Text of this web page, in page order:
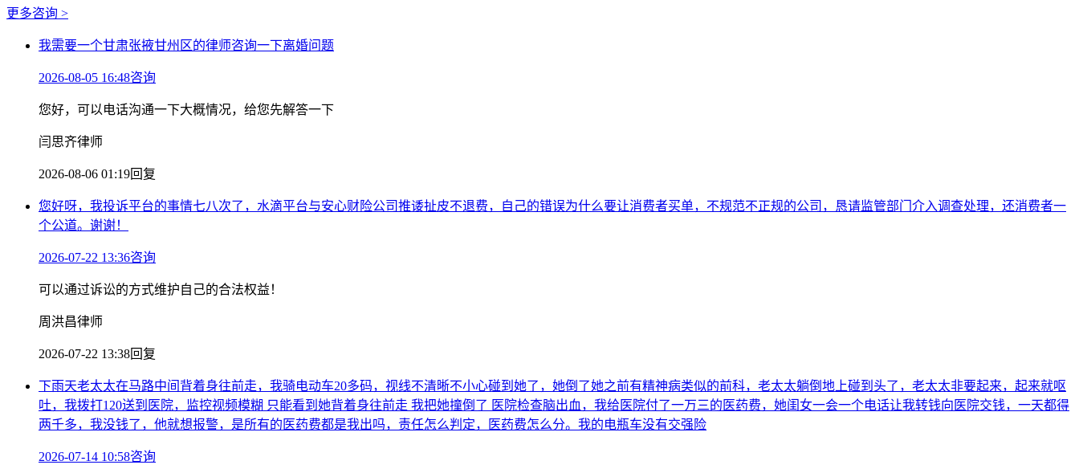
更多咨询 >
我需要一个甘肃张掖甘州区的律师咨询一下离婚问题
2026-08-05 16:48咨询
您好，可以电话沟通一下大概情况，给您先解答一下
闫思齐律师
2026-08-06 01:19回复
您好呀，我投诉平台的事情七八次了，水滴平台与安心财险公司推诿扯皮不退费，自己的错误为什么要让消费者买单，不规范不正规的公司，恳请监管部门介入调查处理，还消费者一
个公道。谢谢！
2026-07-22 13:36咨询
可以通过诉讼的方式维护自己的合法权益！
周洪昌律师
2026-07-22 13:38回复
下雨天老太太在马路中间背着身往前走，我骑电动车20多码，视线不清晰不小心碰到她了，她倒了她之前有精神病类似的前科，老太太躺倒地上碰到头了，老太太非要起来，起来就呕
吐，我拨打120送到医院，监控视频模糊 只能看到她背着身往前走 我把她撞倒了 医院检查脑出血，我给医院付了一万三的医药费，她闺女一会一个电话让我转钱向医院交钱，一天都得
两千多，我没钱了，他就想报警，是所有的医药费都是我出吗，责任怎么判定，医药费怎么分。我的电瓶车没有交强险
2026-07-14 10:58咨询